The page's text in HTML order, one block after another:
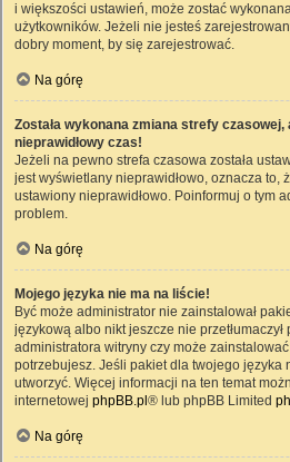
i większości ustawień, może zostać
użytkowników. Jeżeli nie jesteś
dobry moment, by się zarejestrować.
Na górę
Została wykonana zmiana strefy
nieprawidłowy czas!
Jeżeli na pewno strefa czasowa została
jest wyświetlany nieprawidłowo, oznacza to,
ustawiony nieprawidłowo. Poinformuj o tym
problem.
Na górę
Mojego języka nie ma na liście!
Być może administrator nie zainstalował
językową albo nikt jeszcze nie
administratora witryny czy może
potrzebujesz. Jeśli pakiet dla twojego języka
utworzyć. Więcej informacji na ten temat
internetowej phpBB.pl ® lub phpBB Limited
Na górę